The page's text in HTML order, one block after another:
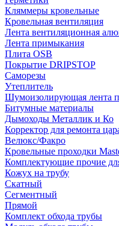
Кляммеры кровельные
Кровельная вентиляция
Лента вентиляционная
Лента примыкания
Плита OSB
Покрытие DRIPSTOP
Саморезы
Утеплитель
Шумоизолирующая лента
Битумные материалы
Дымоходы Металлик и Ко
Корректор для ремонта
Велюкс/Факро
Кровельные проходки
Комплектующие прочие
Кожух на трубу
Скатный
Сегментный
Прямой
Комплект обхода трубы